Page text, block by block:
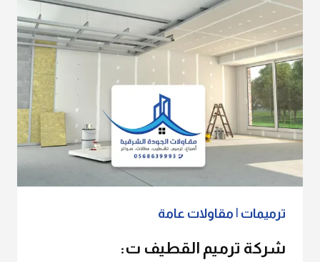
0568639993
ترميم
فلل
الخبر
مباني
الشرقية
–
الدمام
ترميمات | مقاولات عامة
شركة ترميم القطيف ت: